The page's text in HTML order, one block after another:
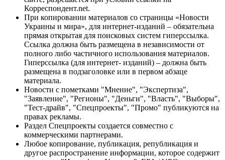
Корреспондент.net.
При копировании материалов со страницы «Новости
Украины и мира», для интернет-изданий – обязательна
прямая открытая для поисковых систем гиперссылка.
Ссылка должна быть размещена в независимости от
полного либо частичного использования материалов.
Гиперссылка (для интернет- изданий) – должна быть
размещена в подзаголовке или в первом абзаце
материала.
Новости с пометками "Мнение", "Экспертиза",
"Заявление", "Регионы", "Деньги", "Власть", "Выборы",
"Тест-драйв", "Спецпроекты", "Промо" публикуются на
правах рекламы.
Раздел Спецпроекты создается совместно с
коммерческими партнерами.
Любое копирование, публикация, републикация и
другое распространение информации, которое содержит